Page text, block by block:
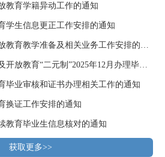
教育学籍异动工作的通知
学生信息更正工作安排的通知
关于高等学历继续教育及开放教育“二元制”2025年12月办理毕业证书的通知
毕业审核和证书办理相关工作的通知
换证工作安排的通知
教育毕业生信息核对的通知
获取更多>>